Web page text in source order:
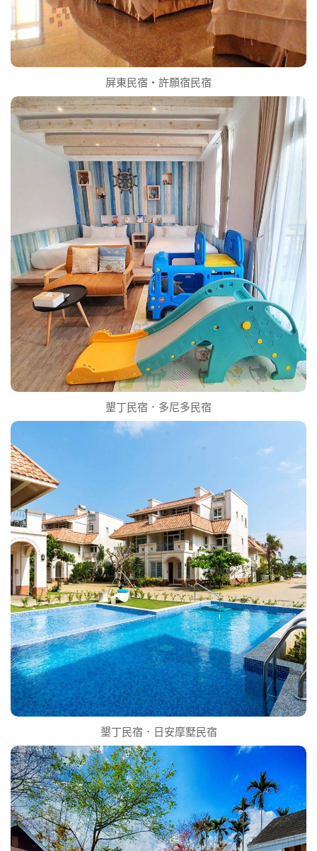
屏東民宿‧許願宿民宿
墾丁民宿．多尼多民宿
墾丁民宿．日安摩墅民宿